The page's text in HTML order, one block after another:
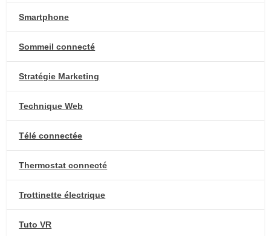
Smartphone
Sommeil connecté
Stratégie Marketing
Technique Web
Télé connectée
Thermostat connecté
Trottinette électrique
Tuto VR